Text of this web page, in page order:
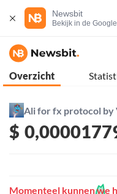
Newsbit
Bekijk in de
Overzicht
Ali for fx protocol by
$
Momenteel kunnen we